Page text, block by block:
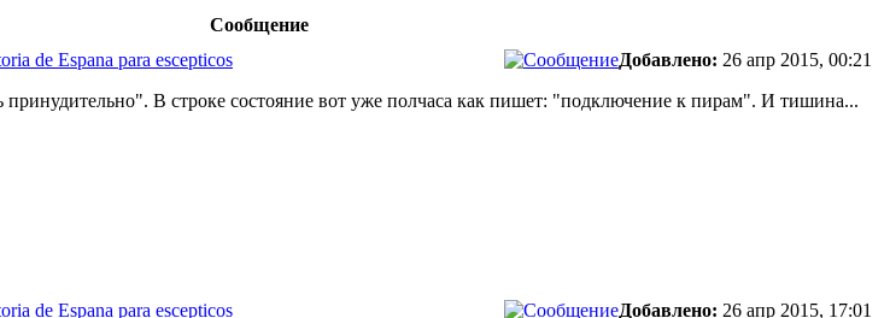
Сообщение
de Espana para escepticos Добавлено: 26 апр 2015, 00:21
принудительно". В строке состояние вот уже полчаса как пишет: "подключение к пирам". И тишина...
de Espana para escepticos Добавлено: 26 апр 2015, 17:01